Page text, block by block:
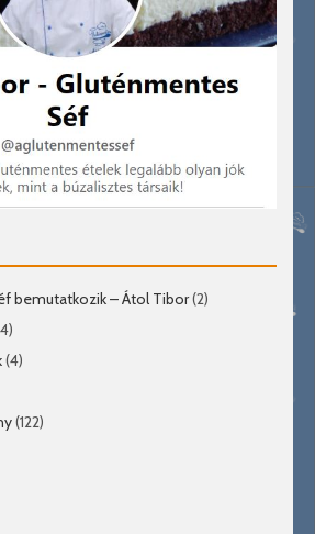
bemutatkozik – Átol Tibor(2)
(4)
(122)